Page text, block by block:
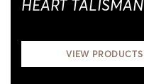
HEART TALISMAN
VIEW PRODUCTS